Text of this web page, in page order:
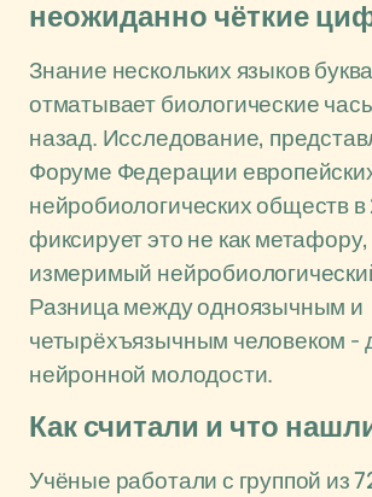
неожиданно чёткие
Знание нескольких языков
отматывает биологические
назад. Исследование,
Форуме Федерации
нейробиологических обществ в
фиксирует это не как метафору,
измеримый
Разница между одноязычным и
четырёхъязычным человеком -
нейронной молодости.
Как считали и что
Учёные работали с группой из